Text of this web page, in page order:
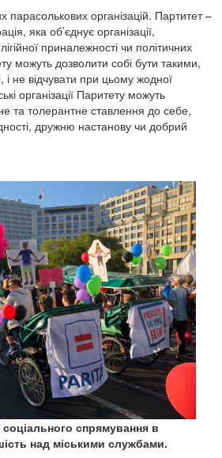
парасолькових організацій. Партитет –
яка об’єднує організації,
приналежності чи політичних
можуть дозволити собі бути такими,
не відчувати при цьому жодної
організації Паритету можуть
та толерантне ставлення до себе,
дружню настанову чи добрий
соціального спрямування в
над міськими службами.